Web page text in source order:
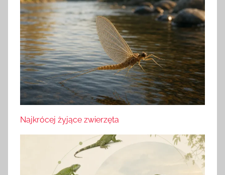
Najkrócej żyjące zwierzęta